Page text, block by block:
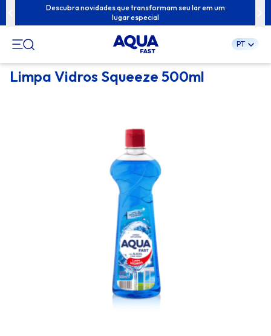
Pular
para
Descubra novidades que transformam seu lar em um
lugar especial
PT
Limpa Vidros Squeeze 500ml